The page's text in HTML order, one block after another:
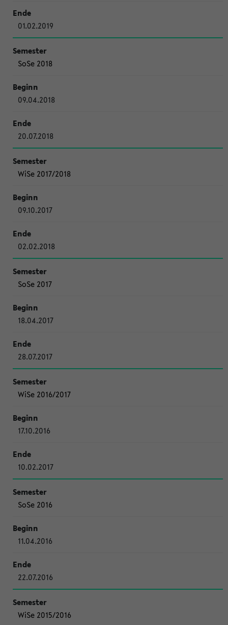
01.02.2019
SoSe 2018
09.04.2018
20.07.2018
WiSe 2017/2018
09.10.2017
02.02.2018
SoSe 2017
18.04.2017
28.07.2017
WiSe 2016/2017
17.10.2016
10.02.2017
SoSe 2016
11.04.2016
22.07.2016
WiSe 2015/2016